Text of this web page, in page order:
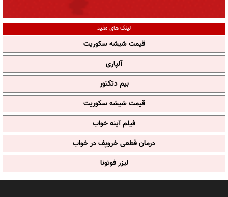
لینک های مفید
قیمت شیشه سکوریت
آلپاری
بیم دتکتور
قیمت شیشه سکوریت
فیلم آپنه خواب
درمان قطعی خروپف در خواب
لیزر فوتونا